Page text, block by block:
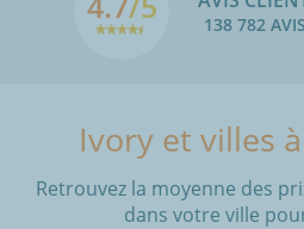
138 782 AVIS
Ivory et villes
Retrouvez la moyenne des
dans votre ville